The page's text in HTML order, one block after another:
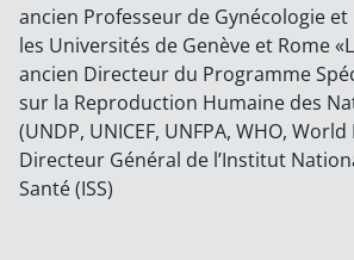
ancien Professeur de Gynécologie
les Universités de Genève et Rome
ancien Directeur du Programme
sur la Reproduction Humaine des
(UNDP, UNICEF, UNFPA, WHO,
Directeur Général de l’Institut
Santé (ISS)